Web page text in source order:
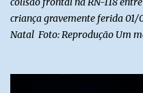
criança gravemente ferida
Natal Foto: Reprodução Um